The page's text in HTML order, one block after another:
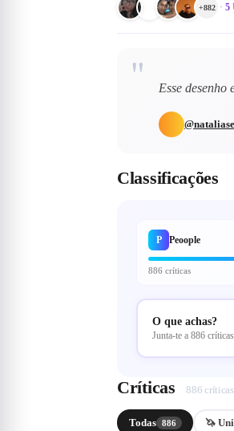
+882 · 5
" Esse
@
Classificações
P Peoople
886 críticas
O que achas?
Junta-te a 886
Críticas 886
Todas 886 🦄